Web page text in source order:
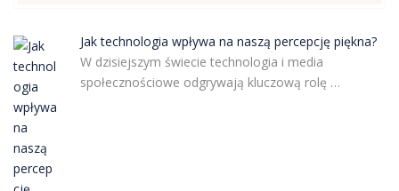
Jak technologia wpływa na naszą percepcję piękna?
W dzisiejszym świecie technologia i media
społecznościowe odgrywają kluczową rolę …